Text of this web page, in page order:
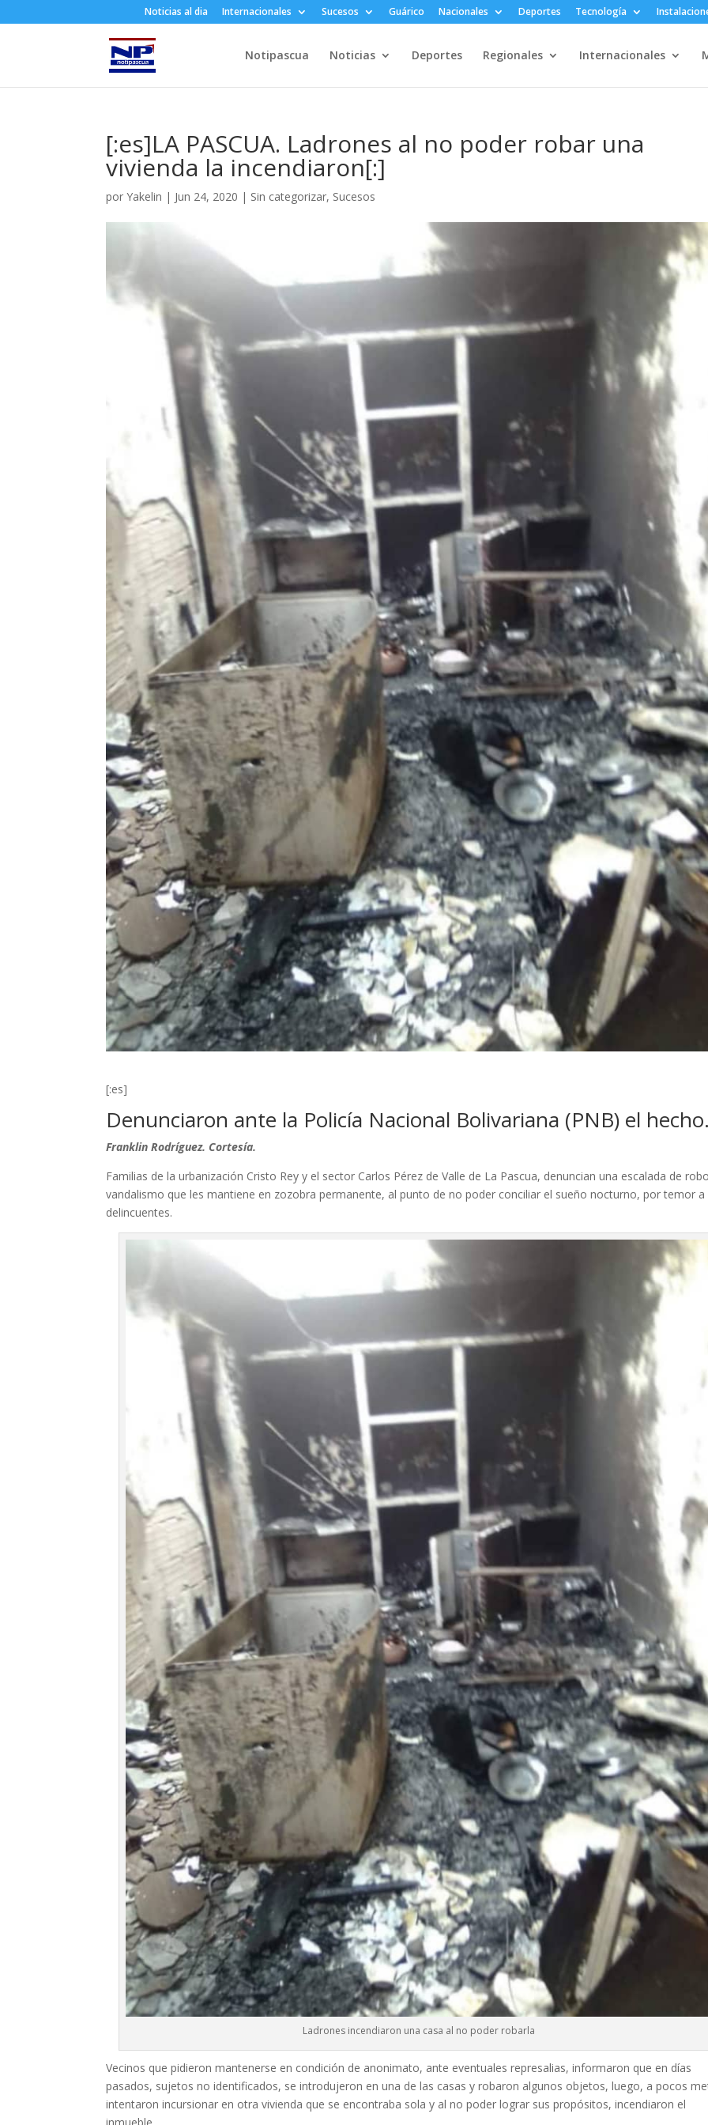
Noticias al dia Internacionales Sucesos Guárico Nacionales Deportes Tecnología
Notipascua Noticias Deportes Regionales Internacionales
[:es]LA PASCUA. Ladrones al no poder robar una
vivienda la incendiaron[:]
porYakelin | Jun 24, 2020 | Sin categorizar, Sucesos
[:es]
Denunciaron ante la Policía Nacional Bolivariana (PNB) el hecho.
Franklin Rodríguez. Cortesía.
Familias de la urbanización Cristo Rey y el sector Carlos Pérez de Valle de La Pascua, denuncian una escalada de
vandalismo que les mantiene en zozobra permanente, al punto de no poder conciliar el sueño nocturno, por temor a
delincuentes.
Ladrones incendiaron una casa al no poder robarla
Vecinos que pidieron mantenerse en condición de anonimato, ante eventuales represalias, informaron que en días
pasados, sujetos no identificados, se introdujeron en una de las casas y robaron algunos objetos, luego, a pocos
intentaron incursionar en otra vivienda que se encontraba sola y al no poder lograr sus propósitos, incendiaron el